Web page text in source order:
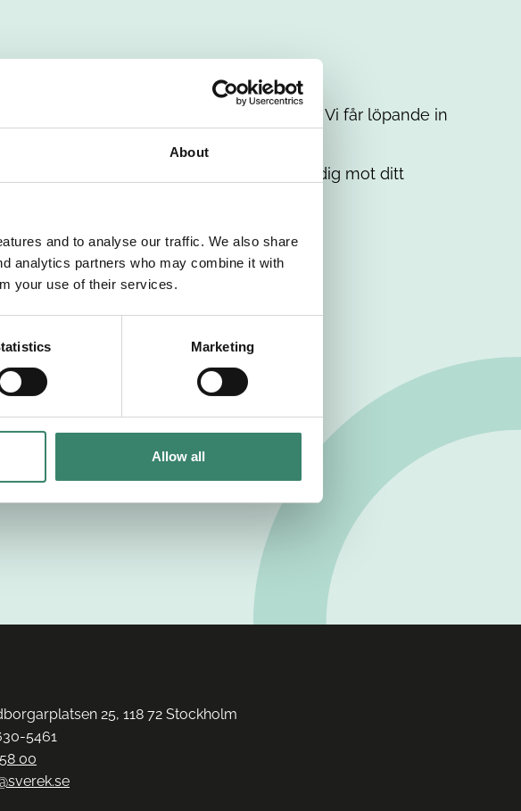
About
and to analyse our traffic. We also share
analytics partners who may combine it with
your use of their services.
Marketing
Allow all
verkligen ditt intresse. Misströsta inte. Vi får löpande in
uppdrag. Tillsammans matchar vi dig mot ditt
25, 118 72 Stockholm
5461
00